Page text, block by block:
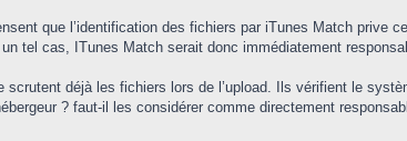
que l’identification des fichiers par iTunes Match prive
tel cas, ITunes Match serait donc immédiatement
déjà les fichiers lors de l’upload. Ils vérifient le
? faut-il les considérer comme directement